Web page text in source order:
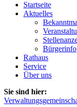
Startseite
Aktuelles
Bürgerinfo
Rathaus
Service
Über uns
Sie sind hier: